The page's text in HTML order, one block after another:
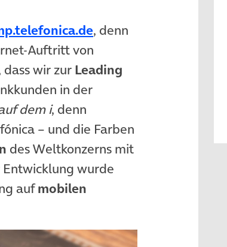
(öffnet in neuem Tab)
, denn
Auftritt von
dass wir zur Leading
in der
dem i, denn
– und die Farben
des Weltkonzerns mit
Entwicklung wurde
aufmobilen